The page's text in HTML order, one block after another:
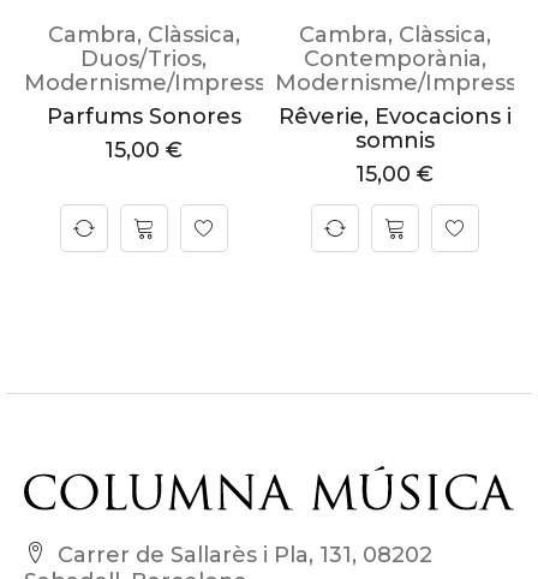
Cambra, Clàssica,
Duos/Trios,
Modernisme/Impressionisme
Parfums Sonores
15,00 €
Cambra, Clàssica,
Contemporània,
Modernisme/
Rêverie, Evocacions i
somnis
15,00 €
Carrer de Sallarès i Pla, 131, 08202